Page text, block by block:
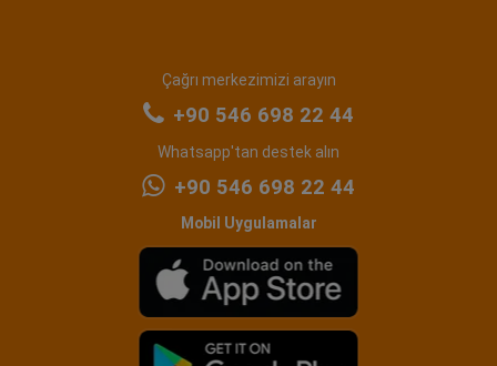
Çağrı merkezimizi arayın
+90 546 698 22 44
Whatsapp'tan destek alın
+90 546 698 22 44
Mobil Uygulamalar